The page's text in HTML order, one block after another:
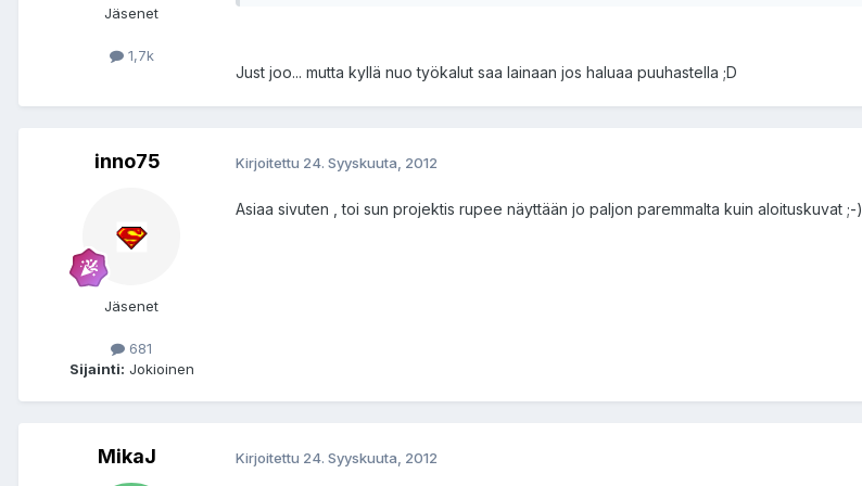
Jäsenet
1,7k
Just joo... mutta kyllä nuo työkalut saa lainaan jos haluaa puuhastella ;D
inno75
Jäsenet
681
Sijainti: Jokioinen
Kirjoitettu 24. Syyskuuta, 2012
Asiaa sivuten , toi sun projektis rupee näyttään jo paljon paremmalta kuin aloituskuvat ;-)
MikaJ Kirjoitettu 24. Syyskuuta, 2012